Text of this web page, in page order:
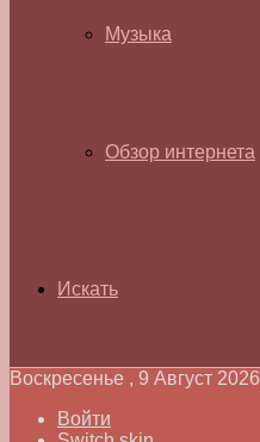
Музыка
Обзор интернета
Искать
Воскресенье , 9 Август 2026
Войти